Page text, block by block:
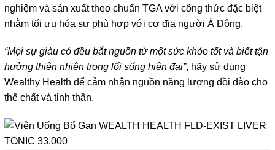
nghiệm và sản xuất theo chuẩn TGA với công thức đặc biệt
nhằm tối ưu hóa sự phù hợp với cơ địa người Á Đông.
“Mọi sự giàu có đều bắt nguồn từ một sức khỏe tốt và biết tận
hưởng thiên nhiên trong lối sống hiện đại”, hãy sử dụng
Wealthy Health để cảm nhận nguồn năng lượng dồi dào cho
thể chất và tinh thần.